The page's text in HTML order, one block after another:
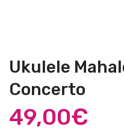
Amplificadores Guitarra
Ukulele
Concerto
49,00€